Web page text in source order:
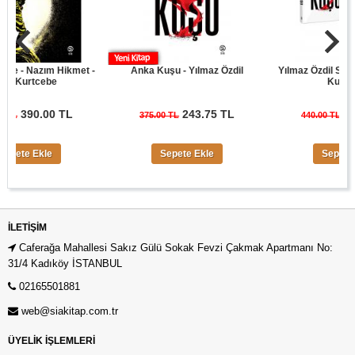
Hikmet -
TL
Ekle
Anka Kuşu - Yılmaz Özdil
375.00 TL 243.75 TL
Sepete Ekle
Yılmaz Özdil Son
Kuşu Seti
440.00 TL
Sepete Ekle
İLETIŞIM
Caferağa Mahallesi Sakız Gülü Sokak Fevzi Çakmak Apartmanı No:
31/4 Kadıköy İSTANBUL
02165501881
web@siakitap.com.tr
ÜYELİK İŞLEMLERİ